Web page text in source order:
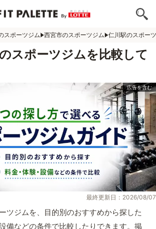
スポーツジム 西宮市のスポーツジム 仁川駅のスポー
スポーツジムを比較して
最終更新日：2026/08/07
ツジムを、目的別のおすすめから探した
備などの条件で比較したりできます。掲